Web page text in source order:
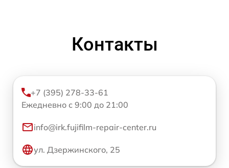
Контакты
+7 (395) 278-33-61
Ежедневно с 9:00 до 21:00
info@irk.fujifilm-repair-center.ru
ул. Дзержинского, 25